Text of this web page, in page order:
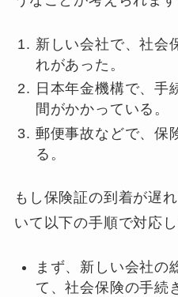
新しい会社で、社会
れがあった。
日本年金機構で、手
間がかかっている。
郵便事故などで、保
る。
もし保険証の到着が遅
いて以下の手順で対応し
まず、新しい会社の
て、社会保険の手続